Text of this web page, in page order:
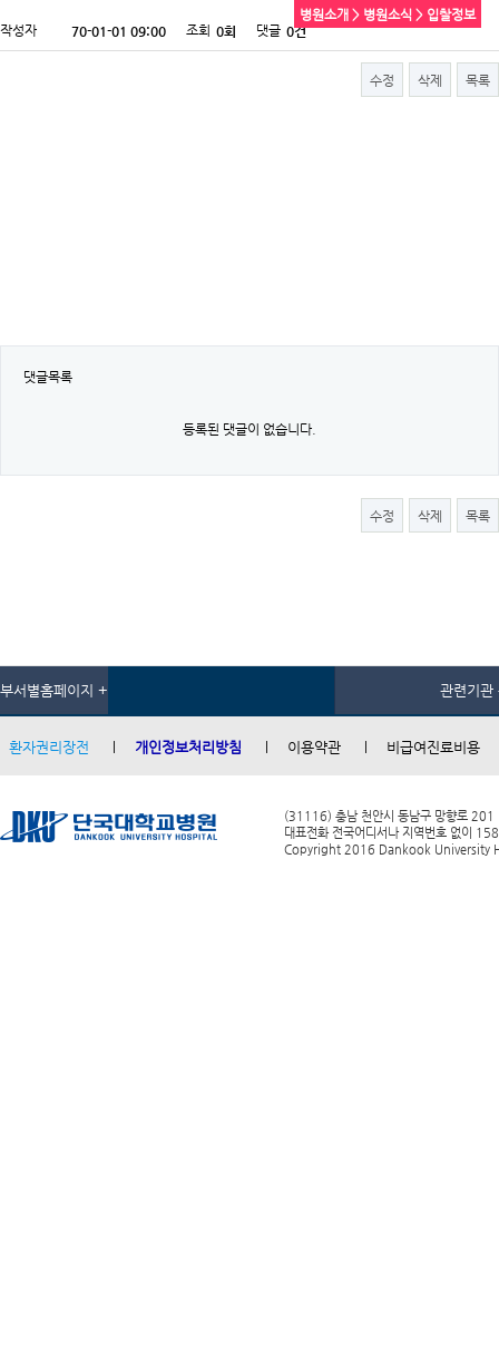
병원소개 > 병원소식 > 입찰정보
작성자
70-01-01 09:00 조회 0회 댓글 0건
수정 삭제 목록
댓글목록
등록된 댓글이 없습니다.
수정 삭제 목록
부서별홈페이지 + 관련기관
환자권리장전 개인정보처리방침 이용약관 비급여진료비용
(31116) 충남 천안시 동남구 망향로 201
대표전화 전국어디서나 지역번호 없이
Copyright 2016 Dankook University